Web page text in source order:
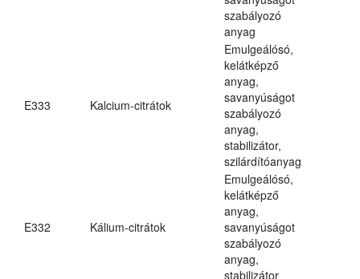
szabályozó
anyag
E333 Kalcium-citrátok
Emulgeálósó,
kelátképző
anyag,
savanyúságot
szabályozó
anyag,
stabilizátor,
szilárdítóanyag
E332 Kálium-citrátok
Emulgeálósó,
kelátképző
anyag,
savanyúságot
szabályozó
anyag,
stabilizátor